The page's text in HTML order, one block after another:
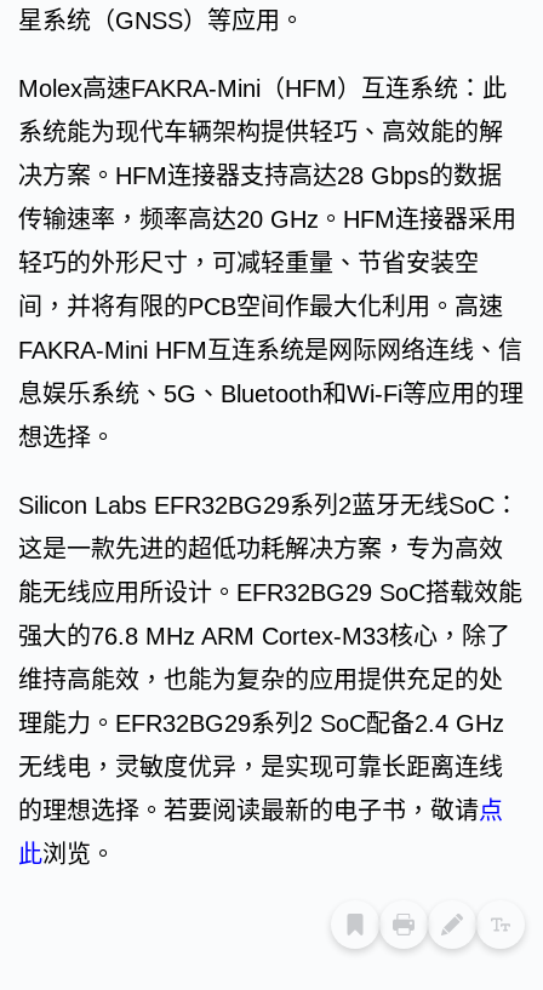
星系统（GNSS）等应用。
Molex高速FAKRA-Mini（HFM）互连系统：此
系统能为现代车辆架构提供轻巧、高效能的解
决方案。HFM连接器支持高达28 Gbps的数据
传输速率，频率高达20 GHz。HFM连接器采用
轻巧的外形尺寸，可减轻重量、节省安装空
间，并将有限的PCB空间作最大化利用。高速
FAKRA-Mini HFM互连系统是网际网络连线、信
息娱乐系统、5G、Bluetooth和Wi-Fi等应用的理
想选择。
Silicon Labs EFR32BG29系列2蓝牙无线SoC：
这是一款先进的超低功耗解决方案，专为高效
能无线应用所设计。EFR32BG29 SoC搭载效能
强大的76.8 MHz ARM Cortex-M33核心，除了
维持高能效，也能为复杂的应用提供充足的处
理能力。EFR32BG29系列2 SoC配备2.4 GHz
无线电，灵敏度优异，是实现可靠长距离连线
的理想选择。若要阅读最新的电子书，敬请点
此浏览。